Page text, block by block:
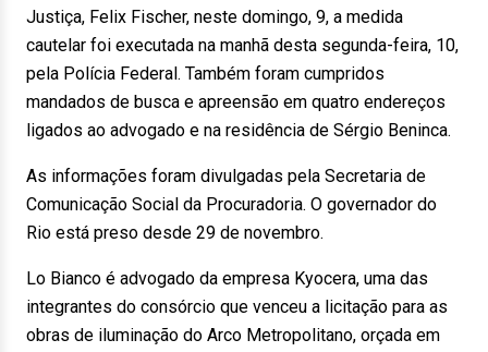
Justiça, Felix Fischer, neste domingo, 9, a medida
cautelar foi executada na manhã desta segunda-feira, 10,
pela Polícia Federal. Também foram cumpridos
mandados de busca e apreensão em quatro endereços
ligados ao advogado e na residência de Sérgio Beninca.
As informações foram divulgadas pela Secretaria de
Comunicação Social da Procuradoria. O governador do
Rio está preso desde 29 de novembro.
Lo Bianco é advogado da empresa Kyocera, uma das
integrantes do consórcio que venceu a licitação para as
obras de iluminação do Arco Metropolitano, orçada em